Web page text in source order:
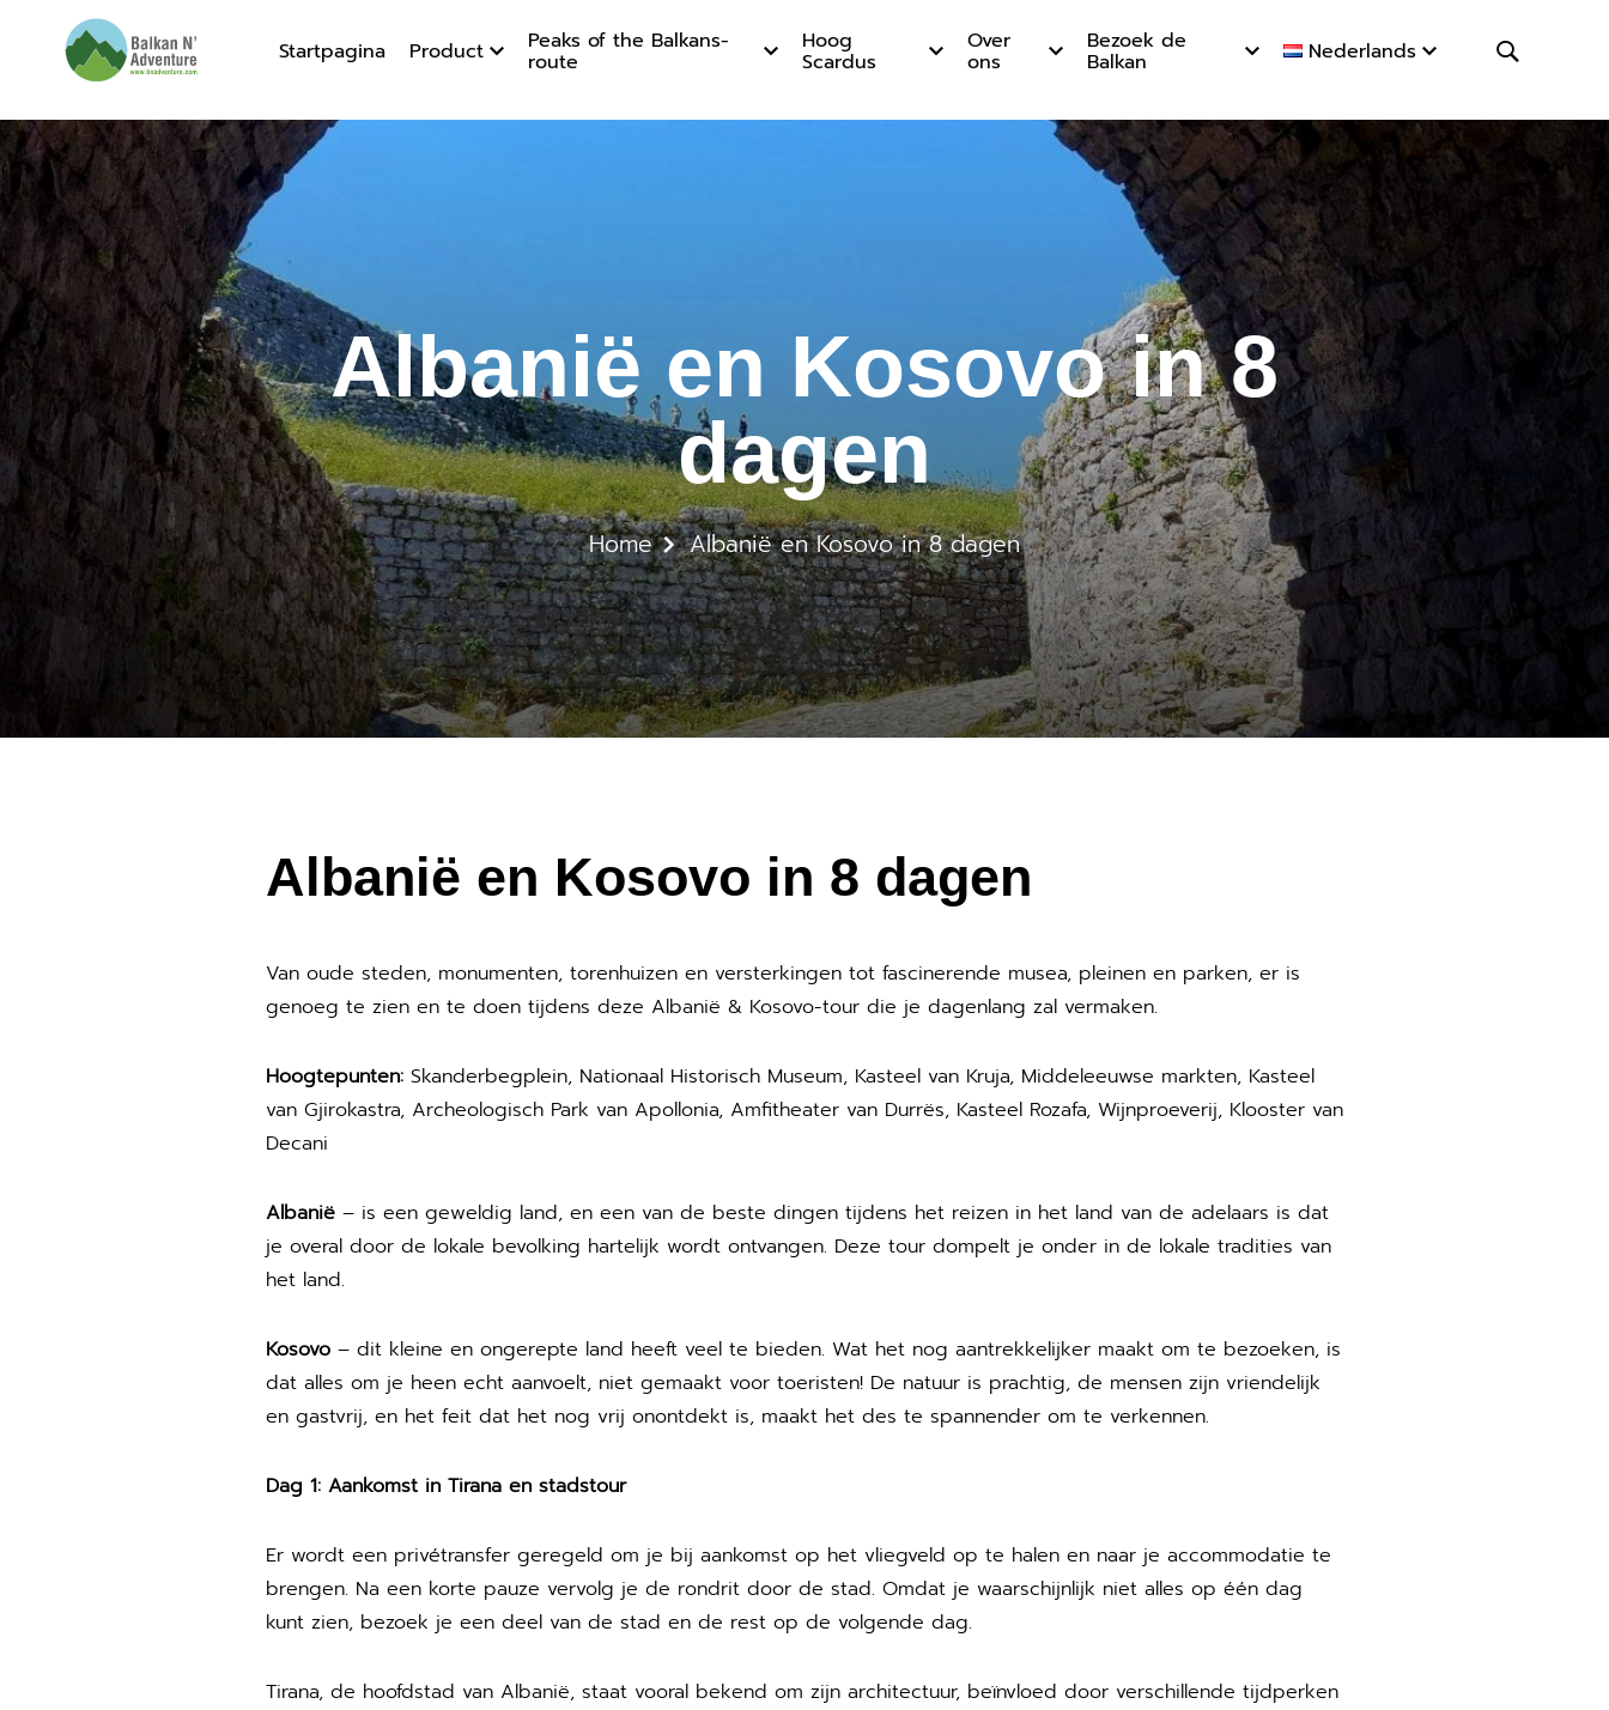
Albanië en Kosovo in 8
Startpagina Product Peaks of the Balkans-
route
Hoog
Scardus
Over
ons
Bezoek de
Balkan Nederlands
Albanië en Kosovo in 8
dagen
Home Albanië en Kosovo in 8 dagen
Albanië en Kosovo in 8 dagen
Van oude steden, monumenten, torenhuizen en versterkingen tot fascinerende musea, pleinen en parken, er is
genoeg te zien en te doen tijdens deze Albanië & Kosovo-tour die je dagenlang zal vermaken.
Hoogtepunten:Skanderbegplein, Nationaal Historisch Museum, Kasteel van Kruja, Middeleeuwse markten, Kasteel
van Gjirokastra, Archeologisch Park van Apollonia, Amfitheater van Durrës, Kasteel Rozafa, Wijnproeverij, Klooster van
Decani
Albanië– is een geweldig land, en een van de beste dingen tijdens het reizen in het land van de adelaars is dat
je overal door de lokale bevolking hartelijk wordt ontvangen. Deze tour dompelt je onder in de lokale tradities van
het land.
Kosovo– dit kleine en ongerepte land heeft veel te bieden. Wat het nog aantrekkelijker maakt om te bezoeken, is
dat alles om je heen echt aanvoelt, niet gemaakt voor toeristen! De natuur is prachtig, de mensen zijn vriendelijk
en gastvrij, en het feit dat het nog vrij onontdekt is, maakt het des te spannender om te verkennen.
Dag 1: Aankomst in Tirana en stadstour
Er wordt een privétransfer geregeld om je bij aankomst op het vliegveld op te halen en naar je accommodatie te
brengen. Na een korte pauze vervolg je de rondrit door de stad. Omdat je waarschijnlijk niet alles op één dag
kunt zien, bezoek je een deel van de stad en de rest op de volgende dag.
Tirana, de hoofdstad van Albanië, staat vooral bekend om zijn architectuur, beïnvloed door verschillende tijdperken